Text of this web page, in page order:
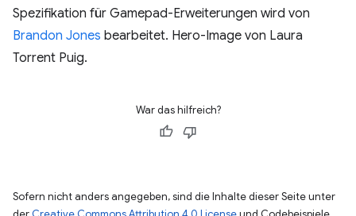
Spezifikation für Gamepad-Erweiterungen wird von
Brandon Jones bearbeitet. Hero-Image von Laura
Torrent Puig.
War das hilfreich?
Sofern nicht anders angegeben, sind die Inhalte dieser Seite unter